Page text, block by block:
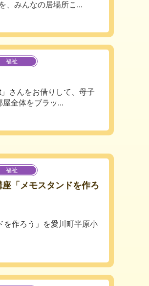
、みんなの居場所こ...
福祉
さんをお借りして、母子
全体をブラッ...
福祉
「メモスタンドを作ろ
を作ろう」を愛川町半原小